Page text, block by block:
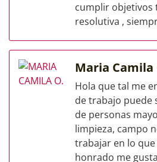
cumplir objetivos
resolutiva ,
Maria Camila
Hola que tal me
de trabajo puede
de personas
limpieza, campo
trabajar en lo
honrado me